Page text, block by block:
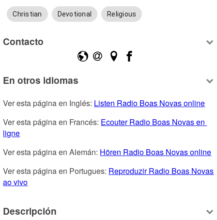
Christian Devotional Religious
Contacto
En otros idiomas
Ver esta página en Inglés: Listen Radio Boas Novas online
Ver esta página en Francés: Ecouter Radio Boas Novas en
ligne
Ver esta página en Alemán: Hören Radio Boas Novas online
Ver esta página en Portugues: Reproduzir Radio Boas Novas
ao vivo
Descripción